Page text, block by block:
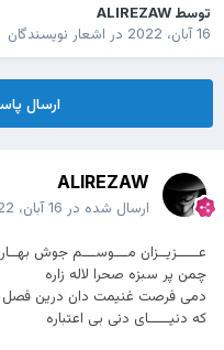
توسط ALIREZAW
16 آبان، 2022
در اشعار نویسندگان
ارسال
ALIREZAW
ارسال شده در 16 آبان، 2022
عـــــزیــزان مـــوســـم جوش
چمن پر سبزه صحرا لاله زاره
دمی فرصت غنیمت دان درین فصل
که دنیـــــای دنی بی اعتباره